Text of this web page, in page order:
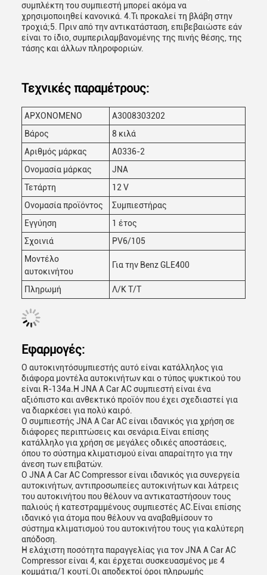
συμπλέκτη του συμπιεστή μπορεί ακόμα να
χρησιμοποιηθεί κανονικά. 4.Τι προκαλεί τη βλάβη στην
τροχιά;5. Πριν από την αντικατάσταση, επιβεβαιώστε εάν
είναι το ίδιο, συμπεριλαμβανομένης της πινής θέσης, της
τάσης και άλλων πληροφοριών.
Τεχνικές παραμέτρους:
ΑΡΧΟΝΟΜΕΝΟ
Α3008303202
Βάρος
8 κιλά
Αριθμός μάρκας
Α0336-2
Ονομασία μάρκας
JNA
Τετάρτη
12 V
Ονομασία προϊόντος
Συμπιεστήρας
Εγγύηση
1 έτος
Σχοινιά
PV6/105
Μοντέλο
αυτοκινήτου
Για την Benz GLE400
Πληρωμή Λ/Κ Τ/Τ
Εφαρμογές:
Ο αυτοκινητόσυμπιεστής αυτό είναι κατάλληλος για
διάφορα μοντέλα αυτοκινήτων και ο τύπος ψυκτικού του
είναι R-134a.Η JNA A Car AC συμπιεστή είναι ένα
αξιόπιστο και ανθεκτικό προϊόν που έχει σχεδιαστεί για
να διαρκέσει για πολύ καιρό.
Ο συμπιεστής JNA A Car AC είναι ιδανικός για χρήση σε
διάφορες περιπτώσεις και σενάρια.Είναι επίσης
κατάλληλο για χρήση σε μεγάλες οδικές αποστάσεις,
όπου το σύστημα κλιματισμού είναι απαραίτητο για την
άνεση των επιβατών.
Ο JNA A Car AC Compressor είναι ιδανικός για συνεργεία
αυτοκινήτων, αντιπροσωπείες αυτοκινήτων και λάτρεις
του αυτοκινήτου που θέλουν να αντικαταστήσουν τους
παλιούς ή κατεστραμμένους συμπιεστές AC.Είναι επίσης
ιδανικό για άτομα που θέλουν να αναβαθμίσουν το
σύστημα κλιματισμού του αυτοκινήτου τους για καλύτερη
απόδοση.
Η ελάχιστη ποσότητα παραγγελίας για τον JNA A Car AC
Compressor είναι 4, και έρχεται συσκευασμένος με 4
κομμάτια/1 κουτί.Οι αποδεκτοί όροι πληρωμής